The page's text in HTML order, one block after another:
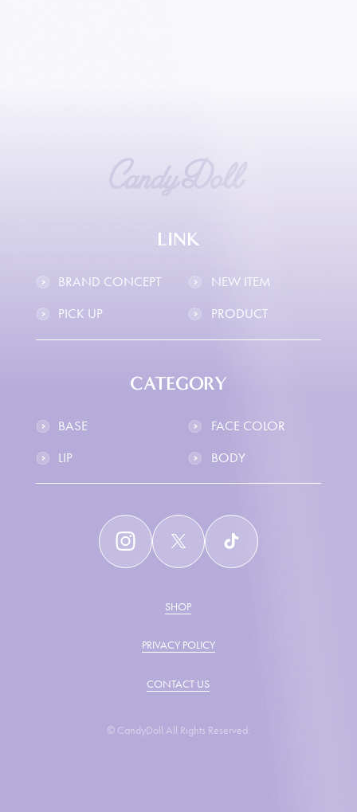
LINK
BRAND CONCEPT
NEW ITEM
PICK UP
PRODUCT
CATEGORY
BASE
FACE COLOR
LIP
BODY
SHOP
PRIVACY POLICY
CONTACT US
© CandyDoll All Rights Reserved.